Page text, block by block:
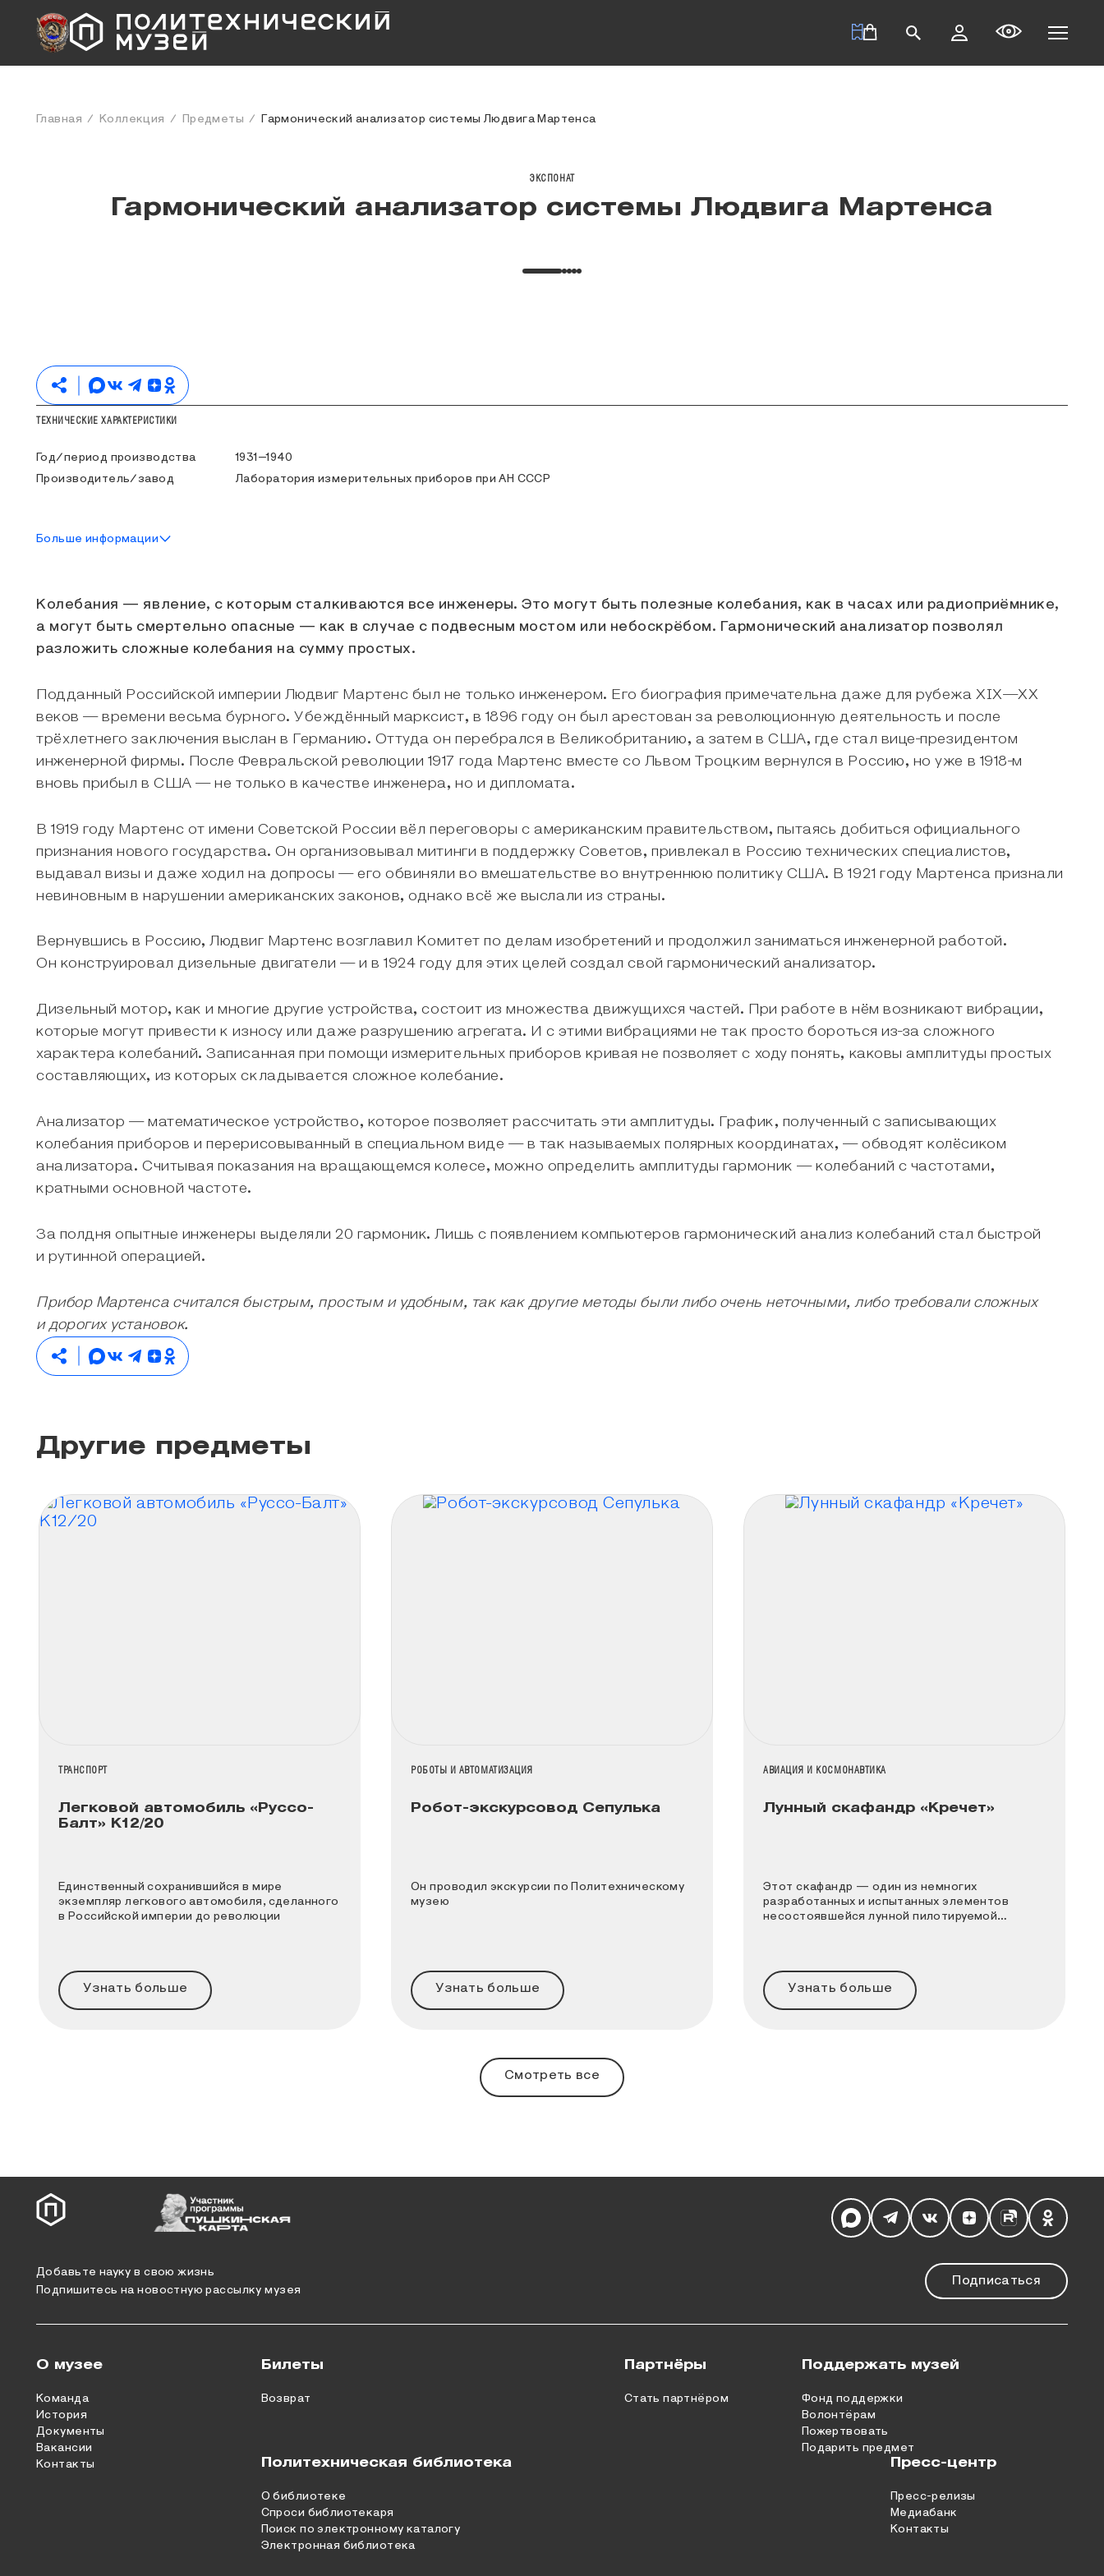
Главная Коллекция Предметы Гармонический анализатор системы Людвига Мартенса
ЭКСПОНАТ
Гармонический анализатор системы Людвига Мартенса
Колебания — явление, с которым сталкиваются все инженеры. Это могут быть полезные колебания, как в часах или радиоприёмнике,
а могут быть смертельно опасные — как в случае с подвесным мостом или небоскрёбом. Гармонический анализатор позволял
разложить сложные колебания на сумму простых.
Подданный Российской империи Людвиг Мартенс был не только инженером. Его биография примечательна даже для рубежа XIX—ХХ
веков — времени весьма бурного. Убеждённый марксист, в 1896 году он был арестован за революционную деятельность и после
трёхлетнего заключения выслан в Германию. Оттуда он перебрался в Великобританию, а затем в США, где стал вице-президентом
инженерной фирмы. После Февральской революции 1917 года Мартенс вместе со Львом Троцким вернулся в Россию, но уже в 1918-м
вновь прибыл в США — не только в качестве инженера, но и дипломата.
В 1919 году Мартенс от имени Советской России вёл переговоры с американским правительством, пытаясь добиться официального
признания нового государства. Он организовывал митинги в поддержку Советов, привлекал в Россию технических специалистов,
выдавал визы и даже ходил на допросы — его обвиняли во вмешательстве во внутреннюю политику США. В 1921 году Мартенса признали
невиновным в нарушении американских законов, однако всё же выслали из страны.
Вернувшись в Россию, Людвиг Мартенс возглавил Комитет по делам изобретений и продолжил заниматься инженерной работой.
Он конструировал дизельные двигатели — и в 1924 году для этих целей создал свой гармонический анализатор.
Дизельный мотор, как и многие другие устройства, состоит из множества движущихся частей. При работе в нём возникают вибрации,
которые могут привести к износу или даже разрушению агрегата. И с этими вибрациями не так просто бороться из-за сложного
характера колебаний. Записанная при помощи измерительных приборов кривая не позволяет с ходу понять, каковы амплитуды простых
составляющих, из которых складывается сложное колебание.
Анализатор — математическое устройство, которое позволяет рассчитать эти амплитуды. График, полученный с записывающих
колебания приборов и перерисовыванный в специальном виде — в так называемых полярных координатах, — обводят колёсиком
анализатора. Считывая показания на вращающемся колесе, можно определить амплитуды гармоник — колебаний с частотами,
кратными основной частоте.
За полдня опытные инженеры выделяли 20 гармоник. Лишь с появлением компьютеров гармонический анализ колебаний стал быстрой
и рутинной операцией.
Прибор Мартенса считался быстрым, простым и удобным, так как другие методы были либо очень неточными, либо требовали сложных
и дорогих установок.
ТЕХНИЧЕСКИЕ ХАРАКТЕРИСТИКИ
Год/период производства
1931–1940
Производитель/завод
Лаборатория измерительных приборов при АН СССР
Больше информации
Другие предметы
НАЗВАНИЕ КОЛЛЕКЦИИ
ТРАНСПОРТ
Легковой автомобиль «Руссо-
Балт» К12/20
Единственный сохранившийся в мире
экземпляр легкового автомобиля, сделанного
в Российской империи до революции
Узнать больше
НАЗВАНИЕ КОЛЛЕКЦИИ
РОБОТЫ И АВТОМАТИЗАЦИЯ
Робот-экскурсовод Сепулька
Он проводил экскурсии по Политехническому
музею
Узнать больше
НАЗВАНИЕ КОЛЛЕКЦИИ
АВИАЦИЯ И КОСМОНАВТИКА
Лунный скафандр «Кречет»
Этот скафандр — один из немногих
разработанных и испытанных элементов
несостоявшейся лунной пилотируемой
Узнать больше
Смотреть все
Добавьте науку в свою жизнь
Подпишитесь на новостную рассылку музея
Подписаться
Мы в социальных сетях
О музее
Команда
История
Документы
Вакансии
Контакты
Билеты
Возврат
Партнёры
Стать партнёром
Поддержать музей
Фонд поддержки
Волонтёрам
Пожертвовать
Подарить предмет
Политехническая библиотека
О библиотеке
Спроси библиотекаря
Поиск по электронному каталогу
Электронная библиотека
Пресс-центр
Пресс-релизы
Медиабанк
Контакты